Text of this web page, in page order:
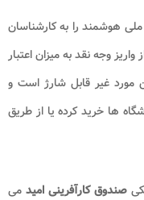
هوشمند را به کارشناسان
وجه نقد به میزان اعتبار
مورد غیر قابل شارژ است و
ها خرید کرده یا از طریق
صندوق کارآفرینی امیدمی